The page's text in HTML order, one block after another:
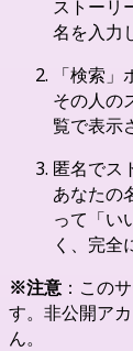
ストーリ
名を入力
「検索
その人の
覧で表示
匿名でス
あなたの
って「い
く、完全
※注意 ：この
す。非公開ア
ん。